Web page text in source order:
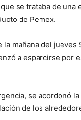
se trataba de una
de Pemex.
mañana del
a esparcirse por
se acordonó
de los